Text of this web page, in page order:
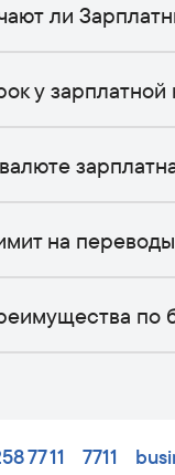
ли
у зарплатной
на
по
77 11 7711